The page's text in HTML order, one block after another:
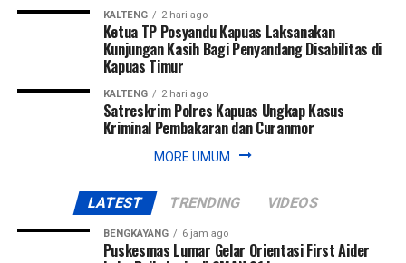
KALTENG 2 hari ago
Ketua TP Posyandu Kapuas Laksanakan
Kunjungan Kasih Bagi Penyandang Disabilitas di
Kapuas Timur
KALTENG 2 hari ago
Satreskrim Polres Kapuas Ungkap Kasus
Kriminal Pembakaran dan Curanmor
MORE UMUM
LATEST TRENDING VIDEOS
BENGKAYANG 6 jam ago
Puskesmas Lumar Gelar Orientasi First Aider